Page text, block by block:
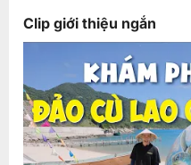
Clip giới thiệu ngắn